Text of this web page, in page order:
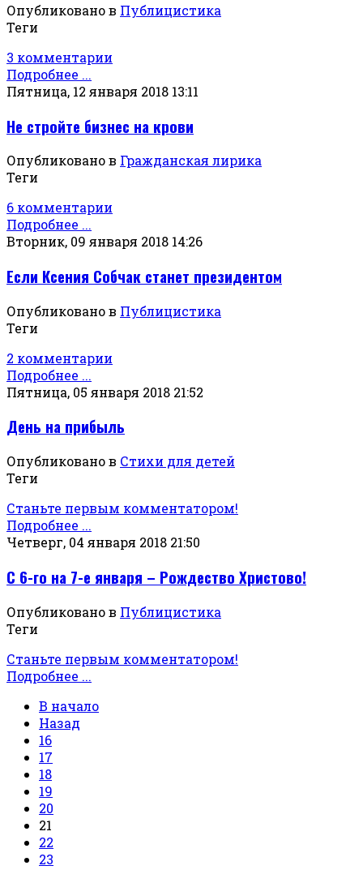
Опубликовано в Публицистика
Теги
3 комментарии
Подробнее ...
Пятница, 12 января 2018 13:11
Не стройте бизнес на крови
Опубликовано в Гражданская лирика
Теги
6 комментарии
Подробнее ...
Вторник, 09 января 2018 14:26
Если Ксения Собчак станет президентом
Опубликовано в Публицистика
Теги
2 комментарии
Подробнее ...
Пятница, 05 января 2018 21:52
День на прибыль
Опубликовано в Стихи для детей
Теги
Станьте первым комментатором!
Подробнее ...
Четверг, 04 января 2018 21:50
С 6-го на 7-е января – Рождество Христово!
Опубликовано в Публицистика
Теги
Станьте первым комментатором!
Подробнее ...
В начало
Назад
16
17
18
19
20
21
22
23